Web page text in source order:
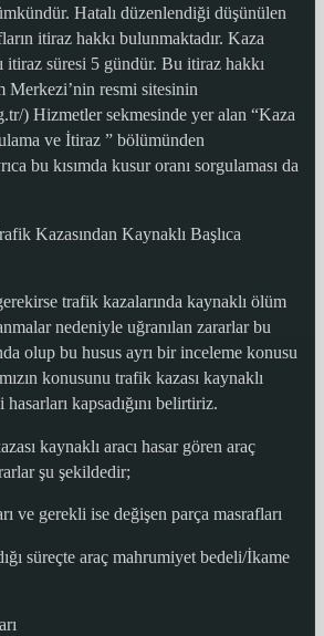
Hatalı düzenlendiği düşünülen
itiraz hakkı bulunmaktadır. Kaza
itiraz süresi 5 gündür. Bu itiraz hakkı
Merkezi’nin resmi sitesinin
) Hizmetler sekmesinde yer alan “Kaza
ve İtiraz ” bölümünden
bu kısımda kusur oranı sorgulaması da
Kazasından Kaynaklı Başlıca
trafik kazalarında kaynaklı ölüm
nedeniyle uğranılan zararlar bu
olup bu husus ayrı bir inceleme konusu
konusunu trafik kazası kaynaklı
hasarları kapsadığını belirtiriz.
kaynaklı aracı hasar gören araç
şu şekildedir;
ve gerekli ise değişen parça masrafları
süreçte araç mahrumiyet bedeli/İkame